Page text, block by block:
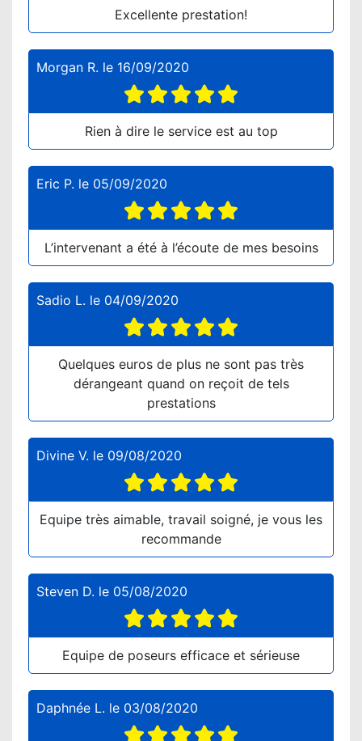
Excellente prestation!
Morgan R. le 16/09/2020
Rien à dire le service est au top
Eric P. le 05/09/2020
L’intervenant a été à l’écoute de mes besoins
Sadio L. le 04/09/2020
Quelques euros de plus ne sont pas très
dérangeant quand on reçoit de tels
prestations
Divine V. le 09/08/2020
Equipe très aimable, travail soigné, je vous les
recommande
Steven D. le 05/08/2020
Equipe de poseurs efficace et sérieuse
Daphnée L. le 03/08/2020